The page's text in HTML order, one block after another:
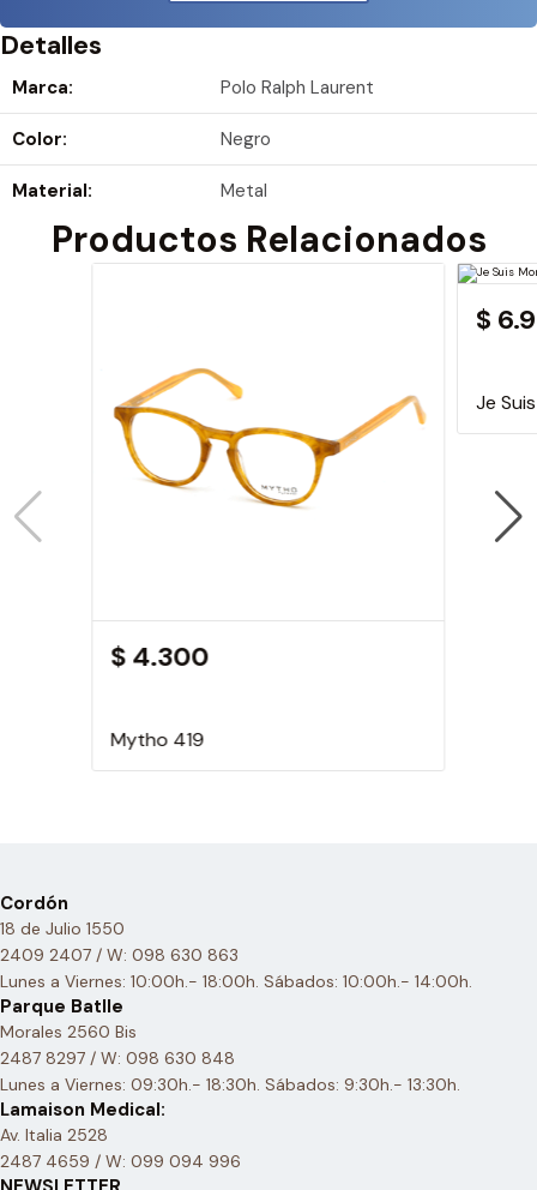
Detalles
Marca: Polo Ralph Laurent
Color: Negro
Material: Metal
Productos Relacionados
$ 4.300
Mytho 419
$
Je
Cordón
18 de Julio 1550
2409 2407 / W: 098 630 863
Lunes a Viernes: 10:00h.- 18:00h. Sábados: 10:00h.- 14:00h.
Parque Batlle
Morales 2560 Bis
2487 8297 / W: 098 630 848
Lunes a Viernes: 09:30h.- 18:30h. Sábados: 9:30h.- 13:30h.
Lamaison Medical:
Av. Italia 2528
2487 4659 / W: 099 094 996